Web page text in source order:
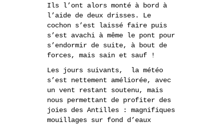
Ils l’ont alors monté à bord à
l’aide de deux drisses. Le
cochon s’est laissé faire puis
s’est avachi à même le pont pour
s’endormir de suite, à bout de
forces, mais sain et sauf !
Les jours suivants, la météo
s’est nettement améliorée, avec
un vent restant soutenu, mais
nous permettant de profiter des
joies des Antilles : magnifiques
mouillages sur fond d’eaux